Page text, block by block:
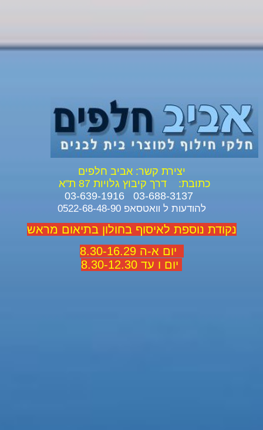
יצירת קשר: אביב חלפים
כתובת:
דרך קיבוץ גלויות 87 ת"א
להודעות ל וואטסאפ 0522-68-48-90
נקודת נוספת לאיסוף בחולון בתיאום מראש
יום א-ה 8.30-16.29
יום ו עד 8.30-12.30